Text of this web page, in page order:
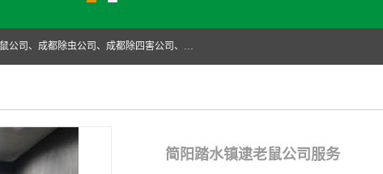
成都仁民有害生物防治服务有限公司是一家经营成都灭跳蚤公司、成都灭鼠公司、成都除虫公司、成都除四害公司、成都白蚁防治公司、成都杀虫公司等。业务覆盖：青白江、郫县、简阳、金堂、乐山、眉山、绵阳、彭州等区域。 由于我们的专业技术和服务态度得到了肯定、 目前公司已经与省内外的多个金 融企业、高端写字楼、星级酒 店、宾馆餐饮企业、学校、制造生产企业、物业小区建立了长期友好的合作关系。
简阳踏水镇逮老鼠公司服务